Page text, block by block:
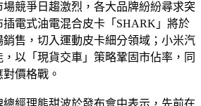
競爭日趨激烈，各大品牌紛紛尋求突
電式油電混合皮卡「SHARK」將於
售，切入運動皮卡細分領域；小米汽
以「現貨交車」策略鞏固市佔率，同